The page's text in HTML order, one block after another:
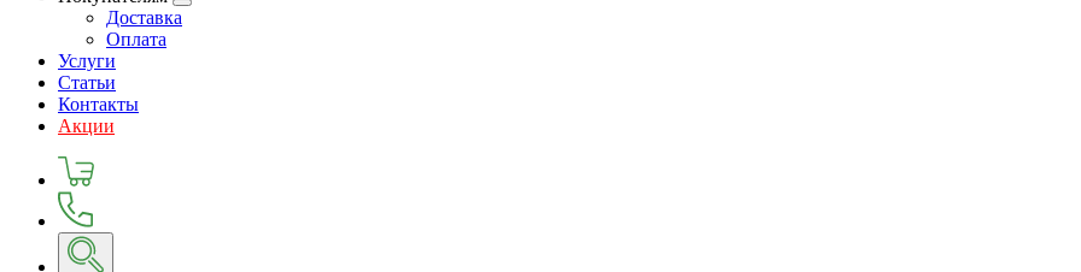
Доставка
Оплата
Услуги
Статьи
Контакты
Акции